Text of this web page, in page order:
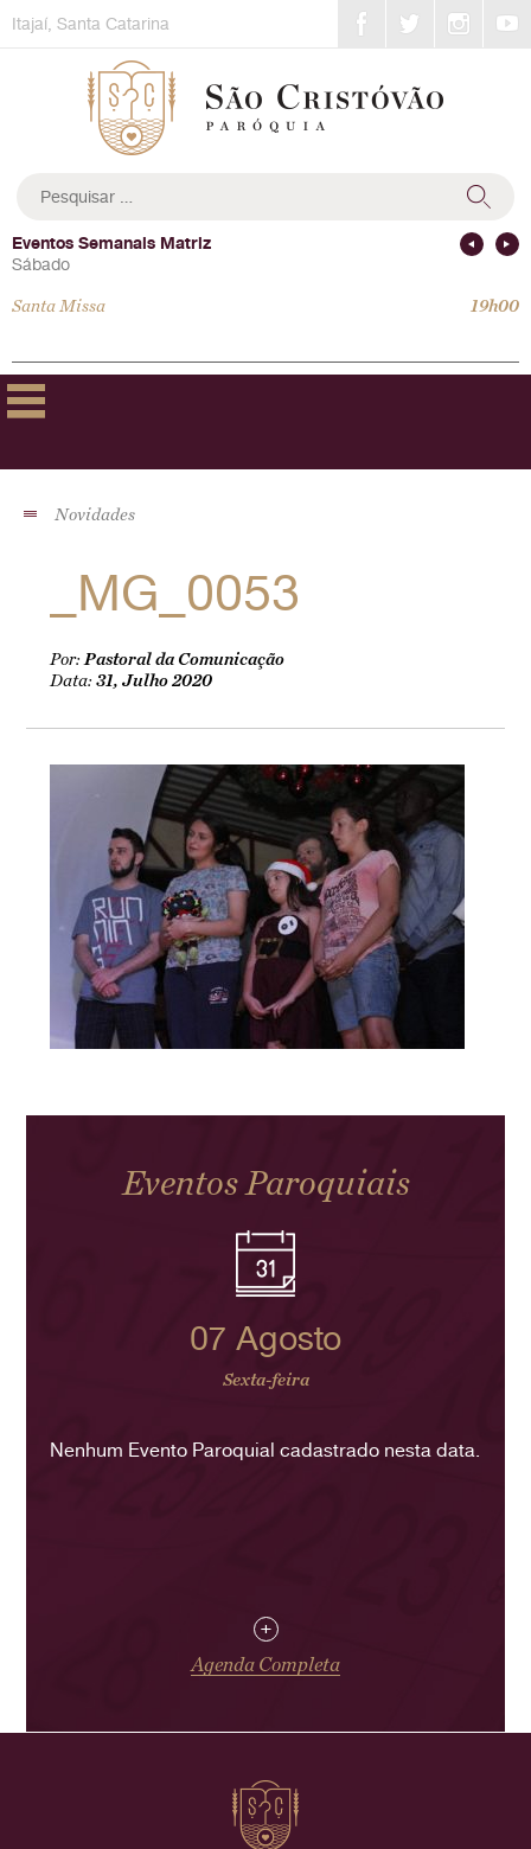
toItajaí, Santa Catarina
por:
Eventos Semanais Matriz
Sábado
Santa Missa 19h00
Novidades
_MG_0053
Por:Pastoral da Comunicação
Data:31, Julho 2020
Eventos Paroquiais
07 Agosto
Sexta-feira
Nenhum Evento Paroquial cadastrado nesta data.
+
Agenda Completa